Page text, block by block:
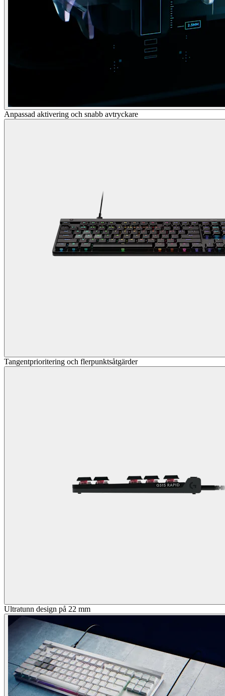
Anpassad aktivering och snabb avtryckare
Tangentprioritering och flerpunktsåtgärder
Ultratunn design på 22 mm